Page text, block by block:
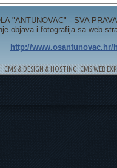
"ANTUNOVAC" - SVA
objava i fotografija sa web
http://www.osantunovac.hr/
= CMS & DESIGN & HOSTING: CMS WEB